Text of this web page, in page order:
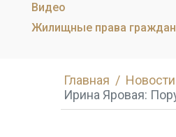
Видео
Жилищные права граждан
Главная Новости
Ирина Яровая: